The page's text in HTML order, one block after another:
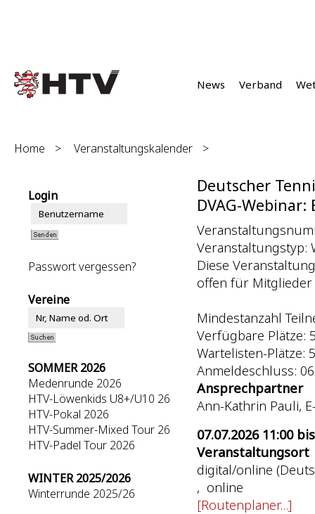
News Verband
Home > Veranstaltungskalender >
Login
Passwort vergessen?
Vereine
SOMMER 2026
Medenrunde 2026
HTV-Löwenkids U8+/U10 26
HTV-Pokal 2026
HTV-Summer-Mixed Tour 26
HTV-Padel Tour 2026
WINTER 2025/2026
Winterrunde 2025/26
Deutscher
DVAG-
Veranstaltungstyp:
Diese
offen für Mitglieder
Mindestanzahl
Verfügbare Plätze:
Wartelisten-Plätze:
Anmeldeschluss:
Ansprechpartner
Ann-Kathrin Pauli,
07.07.2026 11:00
Veranstaltungsort
digital/online
, online
[Routenplaner...]